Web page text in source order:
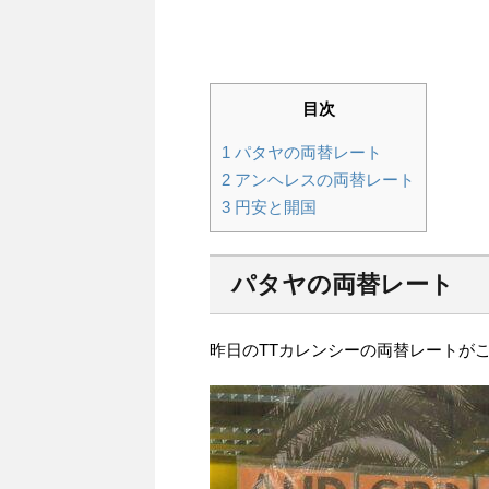
目次
1 パタヤの両替レート
2 アンヘレスの両替レート
3 円安と開国
パタヤの両替レート
昨日のTTカレンシーの両替レートが